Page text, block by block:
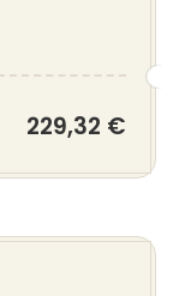
229,32 €